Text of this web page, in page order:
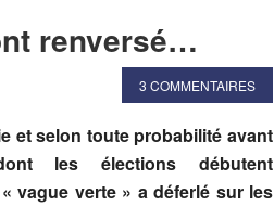
renversé…
3 COMMENTAIRES
et selon toute probabilité avant
les élections débutent
vague verte » a déferlé sur les